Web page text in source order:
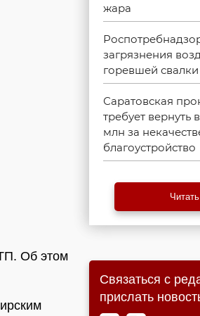
Об этом
жара
загрязнения
горевшей
Саратовская
требует вернуть
млн за
благоустройство
Связаться с
прислать